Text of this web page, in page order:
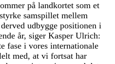
på landkortet som et
samspillet mellem
udbygge positionen i
år, siger Kasper Ulrich:
fase i vores internationale
med, at vi fortsat har